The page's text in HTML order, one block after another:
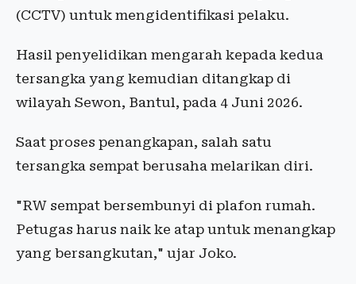
(CCTV) untuk mengidentifikasi pelaku.
Hasil penyelidikan mengarah kepada kedua
tersangka yang kemudian ditangkap di
wilayah Sewon, Bantul, pada 4 Juni 2026.
Saat proses penangkapan, salah satu
tersangka sempat berusaha melarikan diri.
"RW sempat bersembunyi di plafon rumah.
Petugas harus naik ke atap untuk menangkap
yang bersangkutan," ujar Joko.